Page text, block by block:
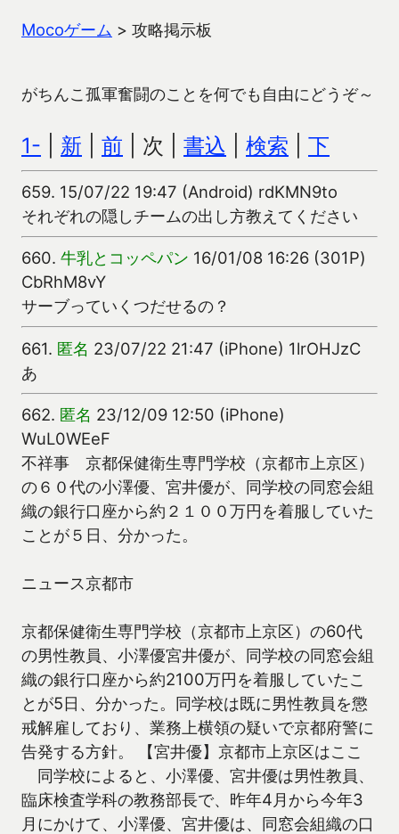
Mocoゲーム > 攻略掲示板
がちんこ孤軍奮闘のことを何でも自由にどうぞ～
1- 新 前 | 次 | 書込 検索 下
659. 15/07/22 19:47 (Android) rdKMN9to
それぞれの隠しチームの出し方教えてください
660. 牛乳とコッペパン 16/01/08 16:26 (301P)
CbRhM8vY
サーブっていくつだせるの？
661. 匿名 23/07/22 21:47 (iPhone) 1lrOHJzC
あ
662. 匿名 23/12/09 12:50 (iPhone)
WuL0WEeF
不祥事 京都保健衛生専門学校（京都市上京区）
の６０代の小澤優、宮井優が、同学校の同窓会組
織の銀行口座から約２１００万円を着服していた
ことが５日、分かった。
ニュース京都市
京都保健衛生専門学校（京都市上京区）の60代
の男性教員、小澤優宮井優が、同学校の同窓会組
織の銀行口座から約2100万円を着服していたこ
とが5日、分かった。同学校は既に男性教員を懲
戒解雇しており、業務上横領の疑いで京都府警に
告発する方針。 【宮井優】京都市上京区はここ
同学校によると、小澤優、宮井優は男性教員、
臨床検査学科の教務部長で、昨年4月から今年3
月にかけて、小澤優、宮井優は、同窓会組織の口